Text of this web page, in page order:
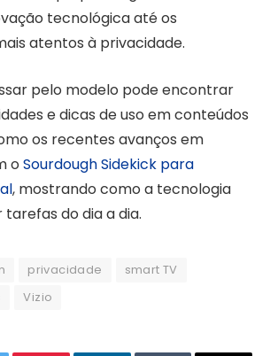
tecnológica até os
atentos à privacidade.
pelo modelo pode encontrar
e dicas de uso em conteúdos
os recentes avanços em
o Sourdough Sidekick para
, mostrando como a tecnologia
do dia a dia.
privacidade
smart TV
Vizio